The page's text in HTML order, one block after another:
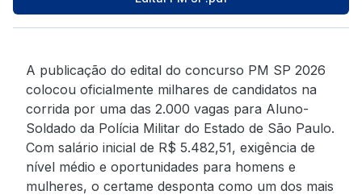
A publicação do edital do concurso PM SP 2026
colocou oficialmente milhares de candidatos na
corrida por uma das 2.000 vagas para Aluno-
Soldado da Polícia Militar do Estado de São Paulo.
Com salário inicial de R$ 5.482,51, exigência de
nível médio e oportunidades para homens e
mulheres, o certame desponta como um dos mais